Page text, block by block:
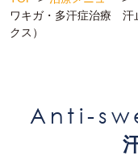
ワキガ・多汗症治療 汗
クス）
Anti-